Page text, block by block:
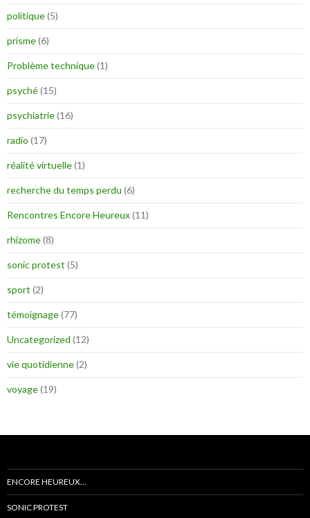
politique(5)
prisme(6)
Problème technique(1)
psyché(15)
psychiatrie(16)
radio (17)
réalité virtuelle(1)
recherche du temps perdu (6)
Rencontres Encore Heureux(11)
rhizome(8)
sonic protest (5)
sport (2)
témoignage(77)
Uncategorized (12)
vie quotidienne(2)
voyage(19)
ENCORE HEUREUX…
SONIC PROTEST